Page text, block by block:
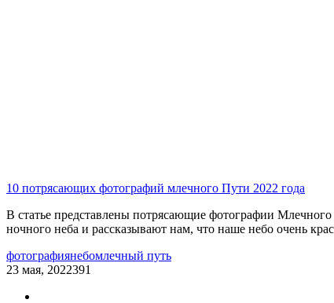
10 потрясающих фотографий млечного Пути 2022 года
В статье представлены потрясающие фотографии
ночного неба и рассказывают нам, что наше небо очень
фотографиянебомлечный путь
23 мая, 2022391